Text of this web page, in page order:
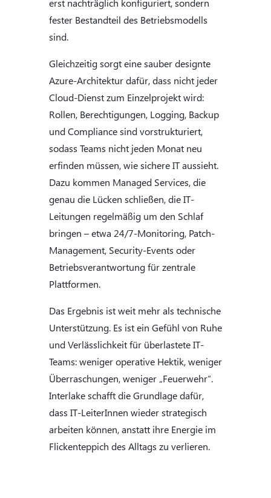
erst nachträglich konfiguriert, sondern
fester Bestandteil des Betriebsmodells
sind.
Gleichzeitig sorgt eine sauber designte
Azure-Architektur dafür, dass nicht jeder
Cloud-Dienst zum Einzelprojekt wird:
Rollen, Berechtigungen, Logging, Backup
und Compliance sind vorstrukturiert,
sodass Teams nicht jeden Monat neu
erfinden müssen, wie sichere IT aussieht.
Dazu kommen Managed Services, die
genau die Lücken schließen, die IT-
Leitungen regelmäßig um den Schlaf
bringen – etwa 24/7-Monitoring, Patch-
Management, Security-Events oder
Betriebsverantwortung für zentrale
Plattformen.
Das Ergebnis ist weit mehr als technische
Unterstützung. Es ist ein Gefühl von Ruhe
und Verlässlichkeit für überlastete IT-
Teams: weniger operative Hektik, weniger
Überraschungen, weniger „Feuerwehr“.
Interlake schafft die Grundlage dafür,
dass IT-LeiterInnen wieder strategisch
arbeiten können, anstatt ihre Energie im
Flickenteppich des Alltags zu verlieren.